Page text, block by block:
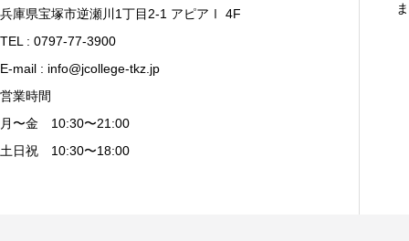
兵庫県宝塚市逆瀬川1丁目2-1 アピアⅠ 4F
TEL : 0797-77-3900
E-mail : info@jcollege-tkz.jp
営業時間
月〜金 10:30〜21:00
土日祝 10:30〜18:00